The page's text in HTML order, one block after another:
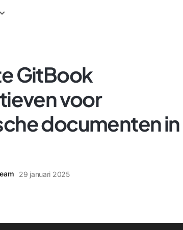
GitBook
voor
documenten in
29 januari 2025